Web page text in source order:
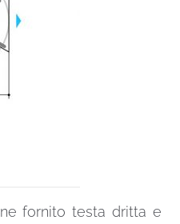
fornito testa dritta e